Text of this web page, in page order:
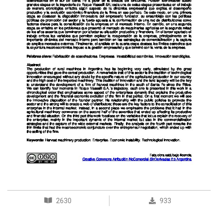
2630 933